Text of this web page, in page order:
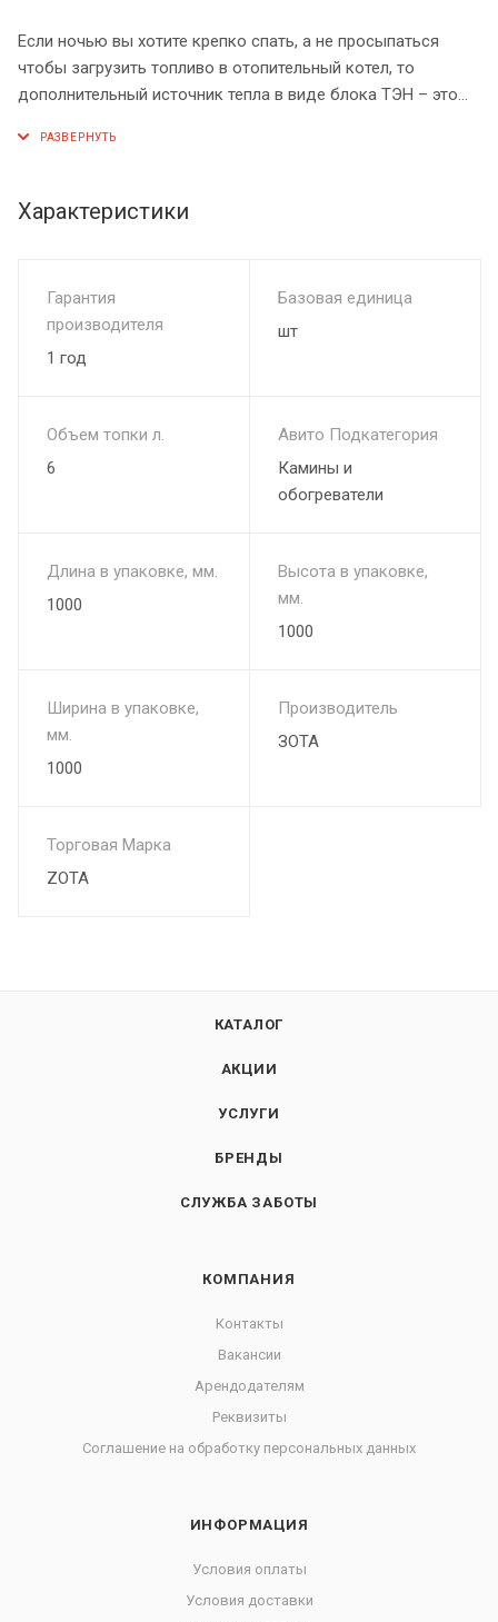
Если ночью вы хотите крепко спать, а не просыпаться
чтобы загрузить топливо в отопительный котел, то
дополнительный источник тепла в виде блока ТЭН – это
теплоносителя в случае если в топке отопительного котла
Блок ТЭН – блок с тремя нагревательными элементами,
выполненными из нержавеющей стали. Спроектированная
ТЭН с незамерзающими теплоносителями.
Характеристики
Гарантия
производителя
1 год
Базовая единица
шт
Объем топки л.
6
Авито Подкатегория
Камины и
обогреватели
Длина в упаковке, мм.
1000
Высота в упаковке,
мм.
1000
Ширина в упаковке,
мм.
1000
Производитель
ЗОТА
Торговая Марка
ZOTA
КАТАЛОГ
АКЦИИ
УСЛУГИ
БРЕНДЫ
СЛУЖБА ЗАБОТЫ
КОМПАНИЯ
Контакты
Вакансии
Арендодателям
Реквизиты
Соглашение на обработку персональных данных
ИНФОРМАЦИЯ
Условия оплаты
Условия доставки